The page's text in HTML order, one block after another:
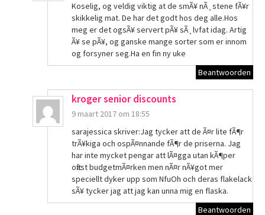
Koselig, og veldig viktig at de smÃ¥ nÃ¸stene fÃ¥r
skikkelig mat. De har det godt hos deg alle.Hos
meg er det ogsÃ¥ servert pÃ¥ sÃ¸lvfat idag. Artig
Ã¥ se pÃ¥, og ganske mange sorter som er innom
og forsyner seg.Ha en fin ny uke
Beantwoorden
kroger senior discounts
9 maart 2017 om 18:55
sarajessica skriver:Jag tycker att de Ã¤r lite fÃ¶r
trÃ¥kiga och ospÃ¤nnande fÃ¶r de priserna. Jag
har inte mycket pengar att lÃ¤gga utan kÃ¶per
oftast budgetmÃ¤rken men nÃ¤r nÃ¥got mer
speciellt dyker upp som NfuOh och deras flakelack
sÃ¥ tycker jag att jag kan unna mig en flaska.
Beantwoorden